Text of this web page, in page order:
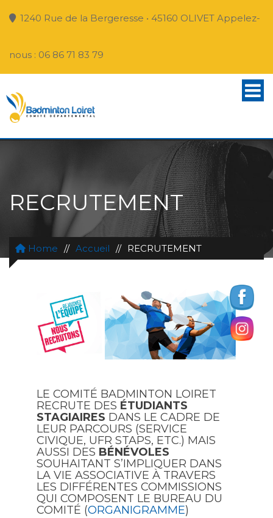
1240 Rue de la Bergeresse • 45160 OLIVET Appelez-
nous : 06 86 71 83 79
RECRUTEMENT
Home // Accueil // RECRUTEMENT
LE COMITÉ BADMINTON LOIRET
RECRUTE DES ÉTUDIANTS
STAGIAIRES DANS LE CADRE DE
LEUR PARCOURS (SERVICE
CIVIQUE, UFR STAPS, ETC.) MAIS
AUSSI DES BÉNÉVOLES
SOUHAITANT S’IMPLIQUER DANS
LA VIE ASSOCIATIVE À TRAVERS
LES DIFFÉRENTES COMMISSIONS
QUI COMPOSENT LE BUREAU DU
COMITÉ (ORGANIGRAMME)